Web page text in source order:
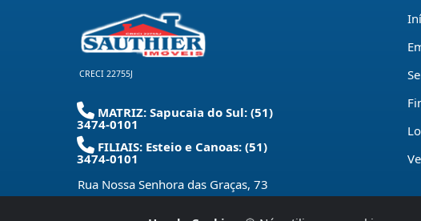
CRECI 22755J
MATRIZ: Sapucaia do Sul: (51)
3474-0101
FILIAIS: Esteio e Canoas: (51)
3474-0101
Rua Nossa Senhora das Graças, 73